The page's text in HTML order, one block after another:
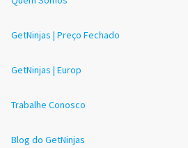
GetNinjas | Preço Fechado
GetNinjas | Europ
Trabalhe Conosco
Blog do GetNinjas